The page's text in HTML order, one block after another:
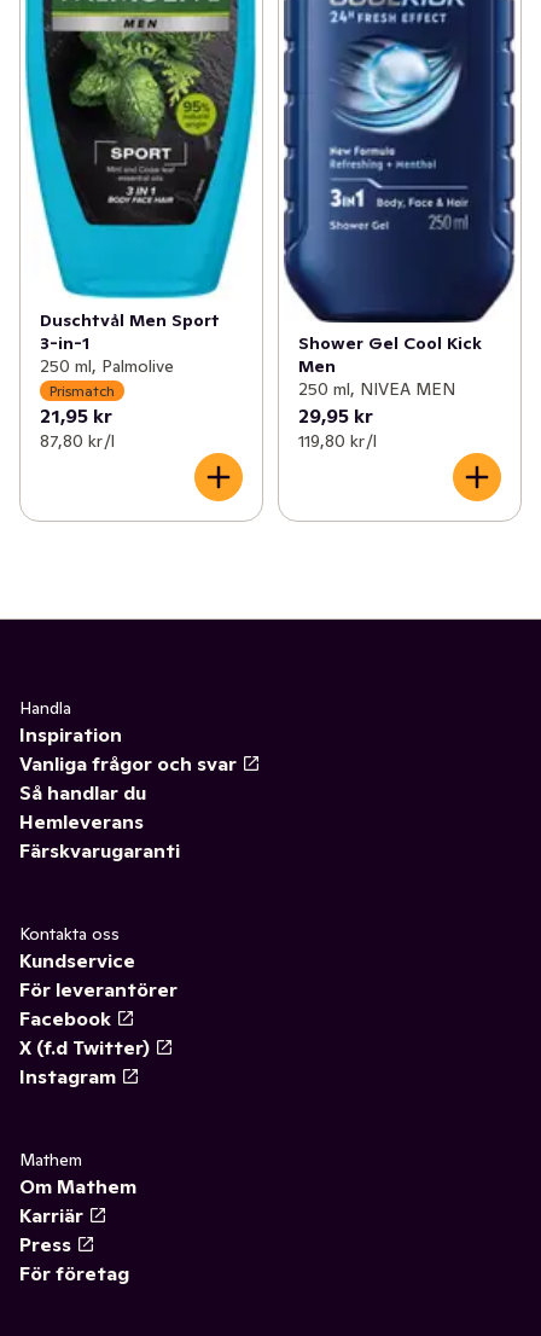
Duschtvål Men Sport
3-in-1
250 ml, Palmolive
Prismatch
21,95 kr
87,80 kr /l
Shower Gel Cool Kick
Men
250 ml, NIVEA MEN
29,95 kr
119,80 kr /l
Handla
Inspiration
Vanliga frågor och svar
Så handlar du
Hemleverans
Färskvarugaranti
Kontakta oss
Kundservice
För leverantörer
Facebook
X (f.d Twitter)
Instagram
Mathem
Om Mathem
Karriär
Press
För företag